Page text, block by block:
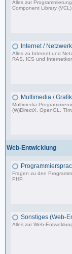
Alles zur
Component Library
Internet / Netzwerk
Alles zu Internet und
RAS, ICS und
Multimedia / Grafik
Multimedia-
(W)DirectX, OpenGL,
Web-Entwicklung
Fragen zu den
PHP.
Sonstiges (Web-
Alles zur Web-